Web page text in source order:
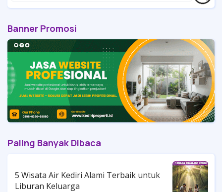
Banner Promosi
Paling Banyak Dibaca
5 Wisata Air Kediri Alami Terbaik untuk
Liburan Keluarga